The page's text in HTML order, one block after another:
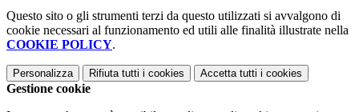
Questo sito o gli strumenti terzi da questo utilizzati si avvalgono di
cookie necessari al funzionamento ed utili alle finalità illustrate nella
COOKIE POLICY.
Personalizza Rifiuta tutti i cookies Accetta tutti i cookies
Gestione cookie